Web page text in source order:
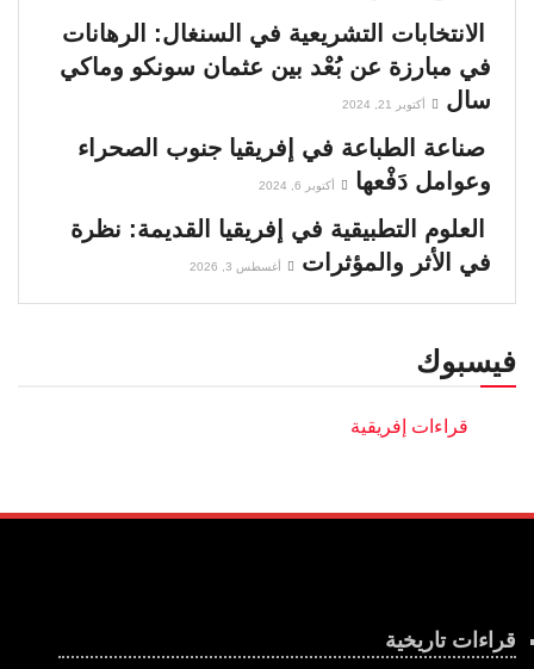
الانتخابات التشريعية في السنغال: الرهانات
في مبارزة عن بُعْد بين عثمان سونكو وماكي
سال
أكتوبر 21, 2024
صناعة الطباعة في إفريقيا جنوب الصحراء
وعوامل دَفْعها
أكتوبر 6, 2024
العلوم التطبيقية في إفريقيا القديمة: نظرة
في الأثر والمؤثرات
أغسطس 3, 2026
فيسبوك
قراءات تاريخية